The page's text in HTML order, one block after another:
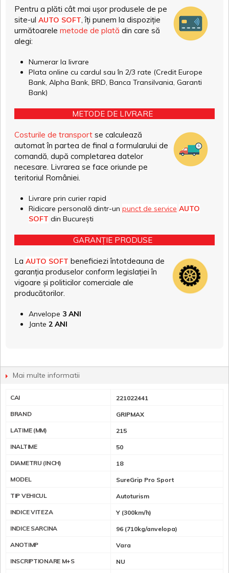
Pentru a plăti cât mai ușor produsele de pe
site-ul AUTO SOFT, îți punem la dispoziție
următoarele metode de plată din care să
alegi:
Numerar la livrare
Plata online cu cardul sau în 2/3 rate (Credit Europe
Bank, Alpha Bank, BRD, Banca Transilvania, Garanti
Bank)
METODE DE LIVRARE
Costurile de transport se calculează
automat în partea de final a formularului de
comandă, după completarea datelor
necesare. Livrarea se face oriunde pe
teritoriul României.
Livrare prin curier rapid
Ridicare personală dintr-un punct de service AUTO
SOFT din București
GARANȚIE PRODUSE
La AUTO SOFT beneficiezi întotdeauna de
garanția produselor conform legislației în
vigoare și politicilor comerciale ale
producătorilor.
Anvelope 3 ANI
Jante 2 ANI
Mai multe informatii
CAI 221022441
BRAND GRIPMAX
LATIME (MM) 215
INALTIME 50
DIAMETRU (INCH) 18
MODEL SureGrip Pro Sport
TIP VEHICUL Autoturism
INDICE VITEZA Y (300km/h)
INDICE SARCINA 96 (710kg/anvelopa)
ANOTIMP Vara
INSCRIPTIONARE M+S NU